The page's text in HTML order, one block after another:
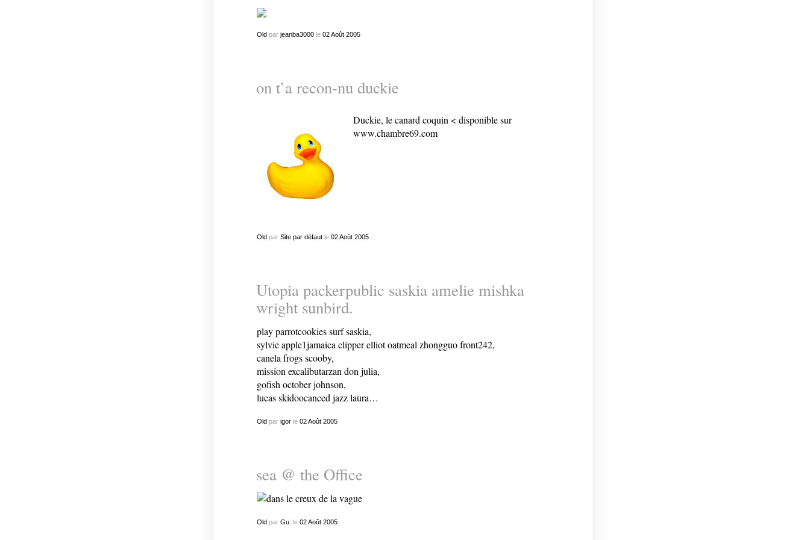
Old par jeanba3000le 02 Août 2005
on t’a recon-nu duckie
Duckie, le canard coquin < disponible sur
www.chambre69.com
Oldpar Site par défautle 02 Août 2005
Utopia packerpublic saskia amelie mishka
wright sunbird.
play parrotcookies surf saskia,
sylvie apple1jamaica clipper elliot oatmeal zhongguo front242,
canela frogs scooby,
mission excalibutarzan don julia,
gofish october johnson,
lucas skidoocanced jazz laura…
Oldpar igorle 02 Août 2005
sea @ the Office
Old par Gu. le 02 Août 2005